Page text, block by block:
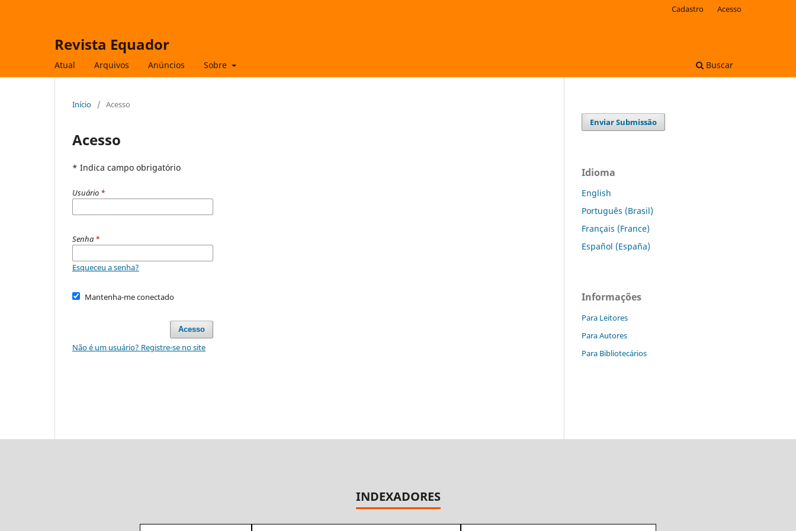
Revista Equador
Atual Arquivos Anúncios Sobre Buscar
Cadastro Acesso
Início / Acesso
Acesso
* Indica campo obrigatório
Usuário *
Senha *
Esqueceu a senha?
Mantenha-me conectado
Acesso
Não é um usuário? Registre-se no site
Enviar Submissão
Idioma
English
Português (Brasil)
Français (France)
Español (España)
Informações
Para Leitores
Para Autores
Para Bibliotecários
INDEXADORES